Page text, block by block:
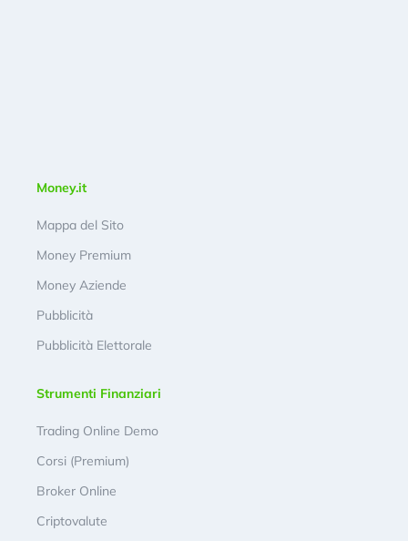
Money.it
Mappa del Sito
Money Premium
Money Aziende
Pubblicità
Pubblicità Elettorale
Strumenti Finanziari
Trading Online Demo
Corsi (Premium)
Broker Online
Criptovalute